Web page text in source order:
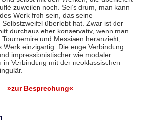
zuweilen noch. Sei’s drum, man kann
Werk froh sein, das seine
Selbstzweifel überlebt hat. Zwar ist der
durchaus eher konservativ, wenn man
und Messiaen heranzieht,
Werk einzigartig. Die enge Verbindung
impressionistischer wie modaler
in Verbindung mit der neoklassischen
»zur Besprechung«